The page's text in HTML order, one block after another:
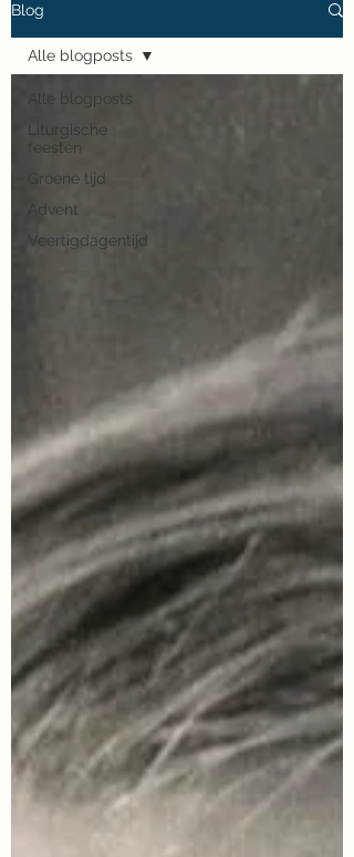
Blog
Alle blogposts
Liturgische
feesten
Groene tijd
Advent
Veertigdagentijd
Alle blogposts